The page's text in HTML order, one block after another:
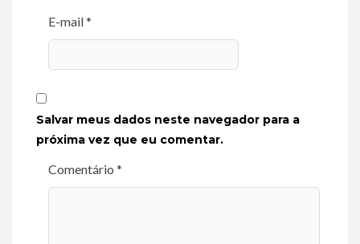
E-mail *
Salvar meus dados neste navegador para a
próxima vez que eu comentar.
Comentário *